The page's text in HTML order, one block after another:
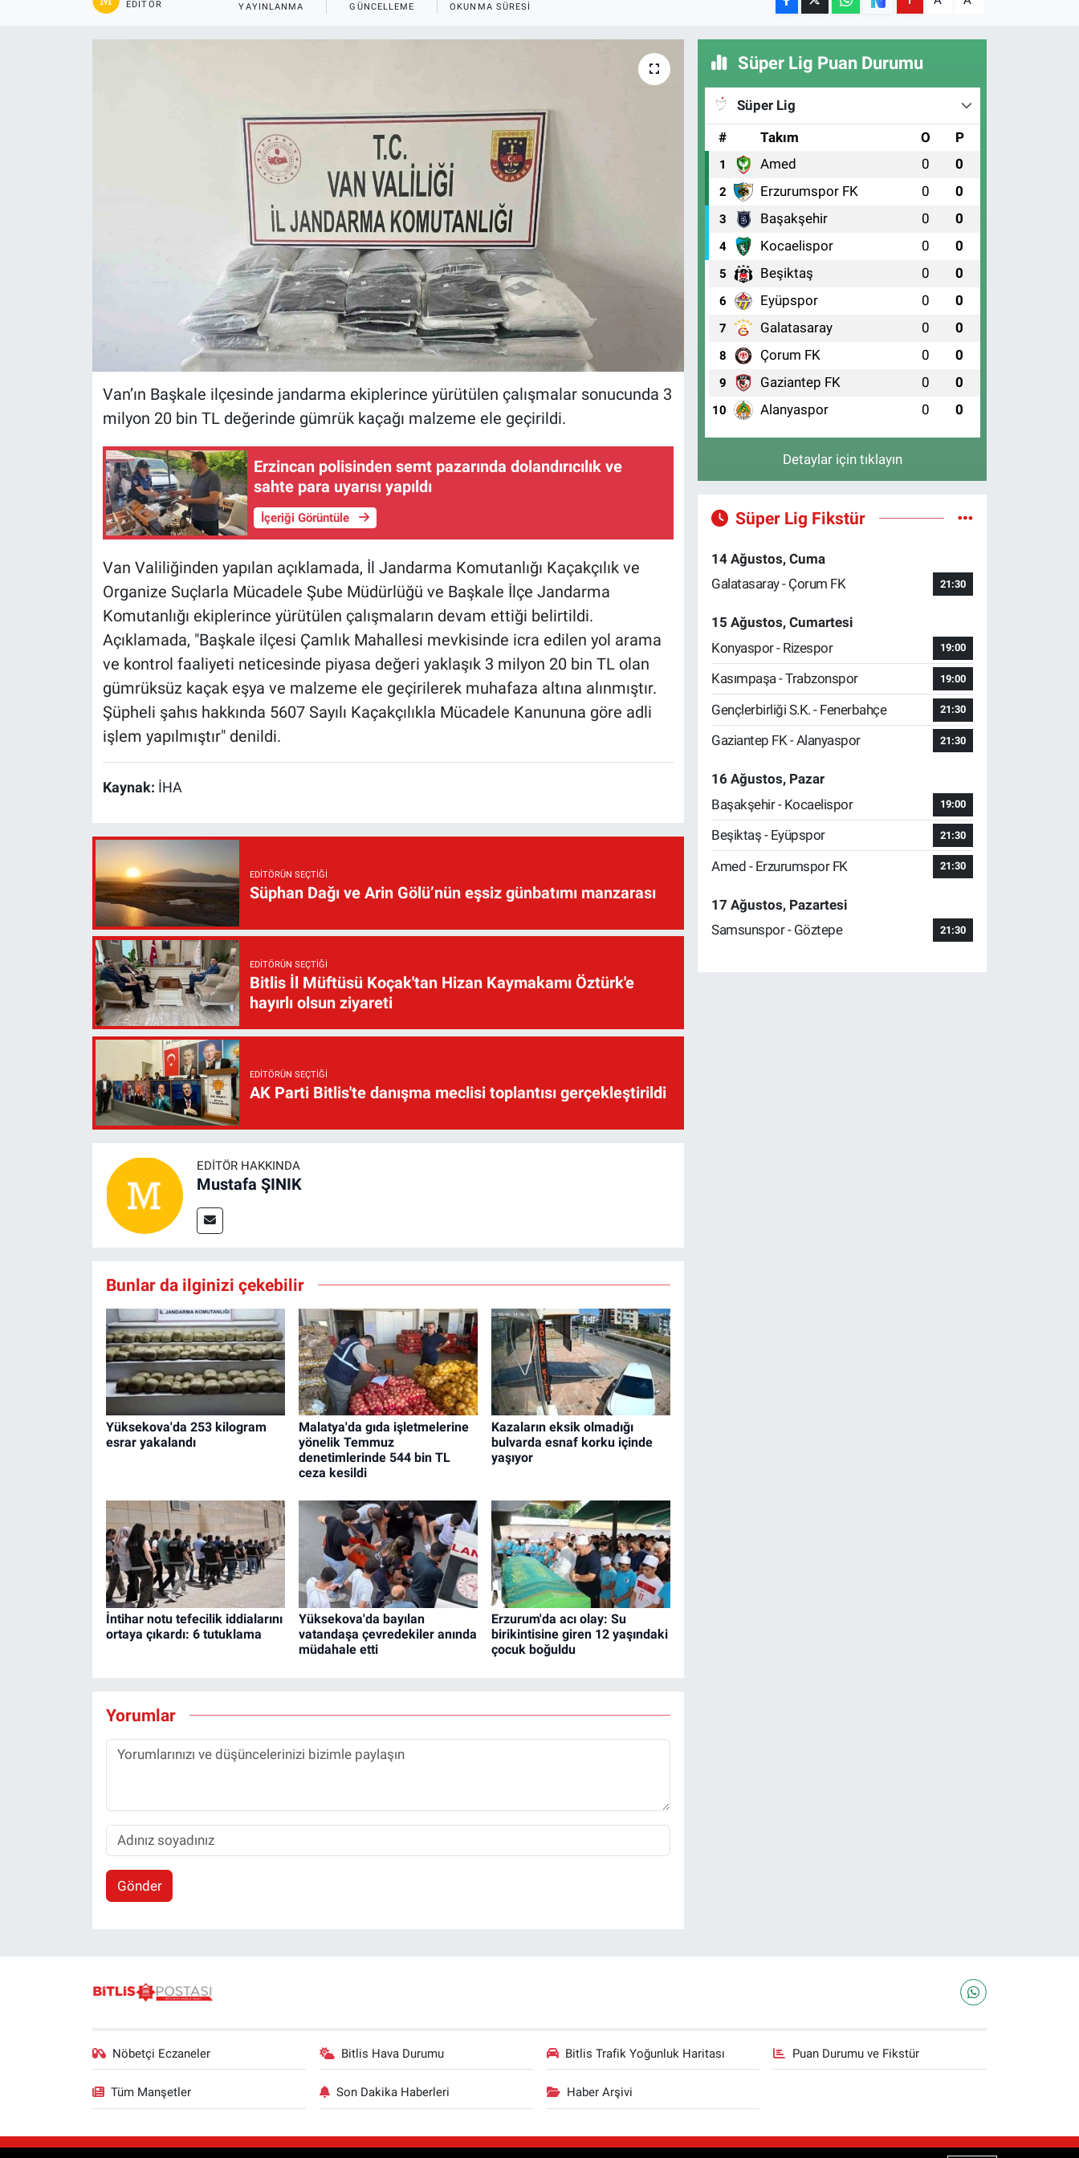
EDITÖR YAYINLANMA GÜNCELLEME OKUNMA SÜRESI
Van’ın Başkale ilçesinde jandarma ekiplerince yürütülen çalışmalar sonucunda 3
milyon 20 bin TL değerinde gümrük kaçağı malzeme ele geçirildi.
Erzincan polisinden semt pazarında dolandırıcılık ve
sahte para uyarısı yapıldı
İçeriği Görüntüle
Van Valiliğinden yapılan açıklamada, İl Jandarma Komutanlığı Kaçakçılık ve
Organize Suçlarla Mücadele Şube Müdürlüğü ve Başkale İlçe Jandarma
Komutanlığı ekiplerince yürütülen çalışmaların devam ettiği belirtildi.
Açıklamada, "Başkale ilçesi Çamlık Mahallesi mevkisinde icra edilen yol arama
ve kontrol faaliyeti neticesinde piyasa değeri yaklaşık 3 milyon 20 bin TL olan
gümrüksüz kaçak eşya ve malzeme ele geçirilerek muhafaza altına alınmıştır.
Şüpheli şahıs hakkında 5607 Sayılı Kaçakçılıkla Mücadele Kanununa göre adli
işlem yapılmıştır" denildi.
Kaynak: İHA
EDITÖRÜN SEÇTIĞI
Süphan Dağı ve Arin Gölü’nün eşsiz günbatımı manzarası
EDITÖRÜN SEÇTIĞI
Bitlis İl Müftüsü Koçak'tan Hizan Kaymakamı Öztürk'e
hayırlı olsun ziyareti
EDITÖRÜN SEÇTIĞI
AK Parti Bitlis'te danışma meclisi toplantısı gerçekleştirildi
EDITÖR HAKKINDA
Mustafa ŞINIK
Bunlar da ilginizi çekebilir
Yüksekova'da 253 kilogram
esrar yakalandı
Malatya'da gıda işletmelerine
yönelik Temmuz
denetimlerinde 544 bin TL
ceza kesildi
Kazaların eksik olmadığı
bulvarda esnaf korku içinde
yaşıyor
İntihar notu tefecilik iddialarını
ortaya çıkardı: 6 tutuklama
Yüksekova'da bayılan
vatandaşa çevredekiler anında
müdahale etti
Erzurum'da acı olay: Su
birikintisine giren 12 yaşındaki
çocuk boğuldu
Yorumlar
Gönder
Süper Lig Puan Durumu
Süper Lig
#
Takım O P
1 Amed 0 0
2 Erzurumspor FK 0 0
3 Başakşehir 0 0
4 Kocaelispor 0 0
5 Beşiktaş 0 0
6 Eyüpspor 0 0
7 Galatasaray 0 0
8 Çorum FK 0 0
9 Gaziantep FK 0 0
10 Alanyaspor 0 0
Detaylar için tıklayın
Süper Lig Fikstür
14 Ağustos, Cuma
Galatasaray - Çorum FK
21:30
15 Ağustos, Cumartesi
Konyaspor - Rizespor
19:00
Kasımpaşa - Trabzonspor 19:00
Gençlerbirliği S.K. - Fenerbahçe 21:30
Gaziantep FK - Alanyaspor 21:30
16 Ağustos, Pazar
Başakşehir - Kocaelispor
19:00
Beşiktaş - Eyüpspor 21:30
Amed - Erzurumspor FK 21:30
17 Ağustos, Pazartesi
Samsunspor - Göztepe
21:30
Nöbetçi Eczaneler Bitlis Hava Durumu Bitlis Trafik Yoğunluk Haritası Puan Durumu ve Fikstür
Tüm Manşetler Son Dakika Haberleri Haber Arşivi